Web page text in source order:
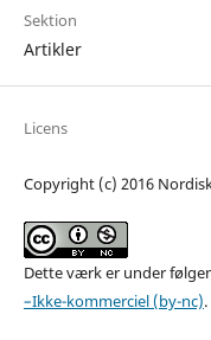
Sektion
Artikler
Licens
Copyright (c) 2016
Dette værk er under
–Ikke-kommerciel (by-nc).